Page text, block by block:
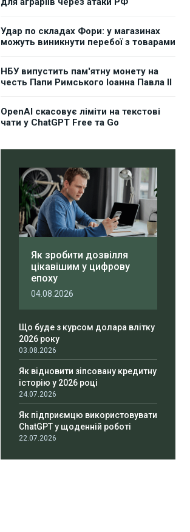
Удар по складах Фори: у магазинах
можуть виникнути перебої з товарами
НБУ випустить пам'ятну монету на
честь Папи Римського Іоанна Павла II
OpenAI скасовує ліміти на текстові
чати у ChatGPT Free та Go
Як зробити дозвілля
цікавішим у цифрову
епоху
04.08.2026
Що буде з курсом долара влітку
2026 року
03.08.2026
Як відновити зіпсовану кредитну
історію у 2026 році
24.07.2026
Як підприємцю використовувати
ChatGPT у щоденній роботі
22.07.2026